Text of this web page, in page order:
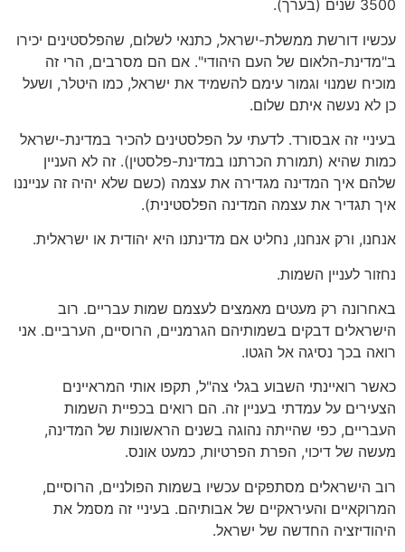
3500 שנים (בערך).
עכשיו דורשת ממשלת-ישראל, כתנאי לשלום, שהפלסטינים יכירו
ב"מדינת-הלאום של העם היהודי". אם הם מסרבים, הרי זה
מוכיח שמנוי וגמור עימם להשמיד את ישראל, כמו היטלר, ושעל
כן לא נעשה איתם שלום.
בעיניי זה אבסורד. לדעתי על הפלסטינים להכיר במדינת-ישראל
כמות שהיא (תמורת הכרתנו במדינת-פלסטין). זה לא העניין
שלהם איך המדינה מגדירה את עצמה (כשם שלא יהיה זה ענייננו
איך תגדיר את עצמה המדינה הפלסטינית).
אנחנו, ורק אנחנו, נחליט אם מדינתנו היא יהודית או ישראלית.
נחזור לעניין השמות.
באחרונה רק מעטים מאמצים לעצמם שמות עבריים. רוב
הישראלים דבקים בשמותיהם הגרמניים, הרוסיים, הערביים. אני
רואה בכך נסיגה אל הגטו.
כאשר רואיינתי השבוע בגלי צה"ל, תקפו אותי המראיינים
הצעירים על עמדתי בעניין זה. הם רואים בכפיית השמות
העבריים, כפי שהייתה נהוגה בשנים הראשונות של המדינה,
מעשה של דיכוי, הפרת הפרטיות, כמעט אונס.
רוב הישראלים מסתפקים עכשיו בשמות הפולניים, הרוסיים,
המרוקאיים והעיראקיים של אבותיהם. בעיניי זה מסמל את
היהודיזציה החדשה של ישראל.